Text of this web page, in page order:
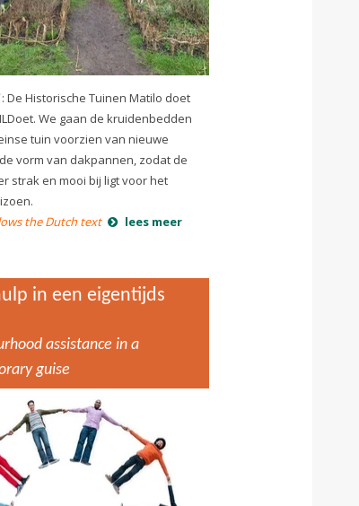
: De Historische Tuinen Matilo doet
We gaan de kruidenbedden
tuin voorzien van nieuwe
vorm van dakpannen, zodat de
strak en mooi bij ligt voor het
the Dutch text
lees meer
in een eigentijds
assistance in a
guise